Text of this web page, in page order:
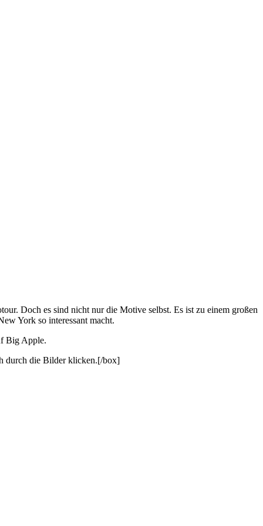
Doch es sind nicht nur die Motive selbst. Es ist zu einem großen
York so interessant macht.
Big Apple.
die Bilder klicken.[/box]